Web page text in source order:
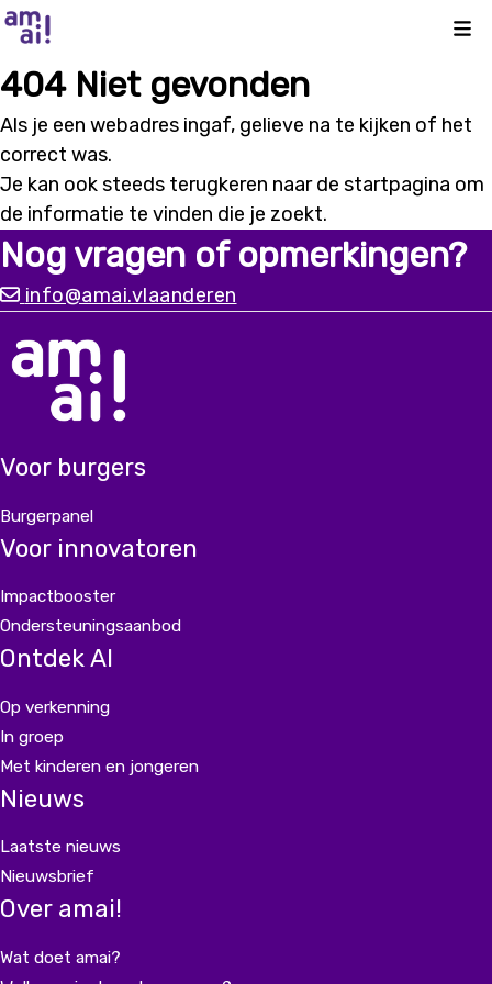
404 Niet gevonden
Als je een webadres ingaf, gelieve na te kijken of het
correct was.
Je kan ook steeds terugkeren naar de startpagina om
de informatie te vinden die je zoekt.
Nog vragen of opmerkingen?
info@amai.vlaanderen
Voor burgers
Burgerpanel
Voor innovatoren
Impactbooster
Ondersteuningsaanbod
Ontdek AI
Op verkenning
In groep
Met kinderen en jongeren
Nieuws
Laatste nieuws
Nieuwsbrief
Over amai!
Wat doet amai?